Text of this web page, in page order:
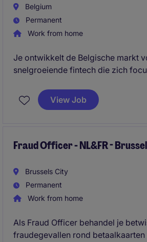
Belgium
Permanent
Work from home
Je ontwikkelt de Belgische markt
snelgroeiende fintech die zich
actieve prospectie met het closen
en volgt het volledige salesproces
View Job
Fraud Officer - NL&FR -
Brussels City
Permanent
Work from home
Als Fraud Officer behandel je
fraudegevallen rond betaalkaarten